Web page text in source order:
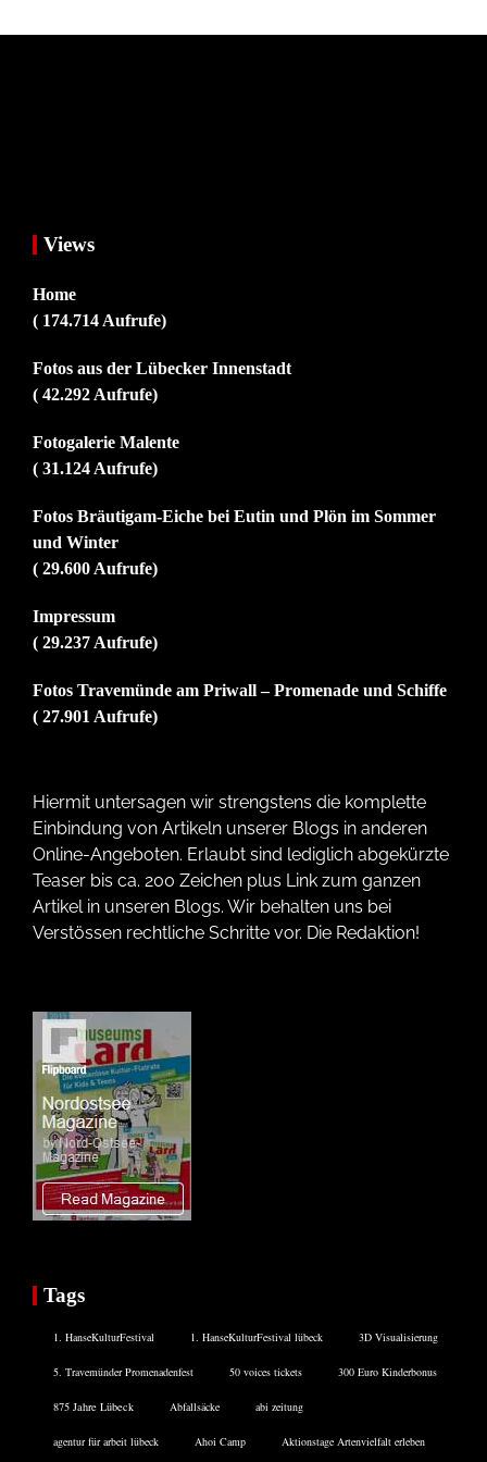
Views
Home
( 174.714 Aufrufe)
Fotos aus der Lübecker Innenstadt
( 42.292 Aufrufe)
Fotogalerie Malente
( 31.124 Aufrufe)
Fotos Bräutigam-Eiche bei Eutin und Plön im Sommer
und Winter
( 29.600 Aufrufe)
Impressum
( 29.237 Aufrufe)
Fotos Travemünde am Priwall – Promenade und Schiffe
( 27.901 Aufrufe)
Hiermit untersagen wir strengstens die komplette
Einbindung von Artikeln unserer Blogs in anderen
Online-Angeboten. Erlaubt sind lediglich abgekürzte
Teaser bis ca. 200 Zeichen plus Link zum ganzen
Artikel in unseren Blogs. Wir behalten uns bei
Verstössen rechtliche Schritte vor. Die Redaktion!
Tags
1. HanseKulturFestival 1. HanseKulturFestival lübeck 3D Visualisierung
5. Travemünder Promenadenfest 50 voices tickets 300 Euro Kinderbonus
875 Jahre Lübeck Abfallsäcke abi zeitung
agentur für arbeit lübeck Ahoi Camp Aktionstage Artenvielfalt erleben